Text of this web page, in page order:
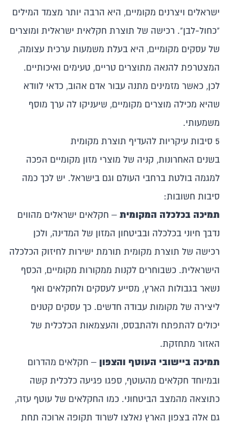
ישראלים ויצרנים מקומיים, היא הרבה יותר מצמד המילים
"כחול-לבן". רכישה של תוצרת חקלאית ישראלית ומוצרים
של עסקים מקומיים, היא בעלת משמעות ערכית עצומה,
המצטרפת להנאה מתוצרים טריים, טעימים ואיכותיים.
לכן, כאשר מזמינים מתנה עבור אדם אהוב, כדאי לוודא
שהיא מכילה מוצרים מקומיים, שיעניקו לה ערך מוסף
משמעותי.
5 סיבות עיקריות להעדיף תוצרת מקומית
בשנים האחרונות, קניה של מוצרי מזון מקומיים הפכה
למגמה בולטת ברחבי העולם וגם בישראל. יש לכך כמה
סיבות חשובות:
תמיכה בכלכלה המקומית – חקלאים ישראלים מהווים
נדבך חיוני בכלכלה ובביטחון המזון של המדינה, ולכן
רכישה של תוצרת מקומית תורמת ישירות לחיזוק הכלכלה
הישראלית. כשבוחרים לקנות ממקורות מקומיים, הכסף
נשאר בגבולות הארץ, מסייע לעסקים ולחקלאים ואף
ליצירה של מקומות עבודה חדשים. כך עסקים קטנים
יכולים להתפתח ולהתבסס, והעצמאות הכלכלית של
האזור מתחזקת.
תמיכה ביישובי העוטף והצפון – חקלאים מהדרום
ובמיוחד חקלאים מהעוטף, ספגו פגיעה כלכלית קשה
כתוצאה מהמצב הביטחוני. כמו החקלאים של עוטף עזה,
גם אלה בצפון הארץ נאלצו לשרוד תקופה ארוכה תחת